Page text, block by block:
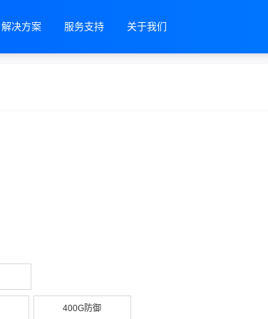
解决方案 服务支持 关于我们
400G防御